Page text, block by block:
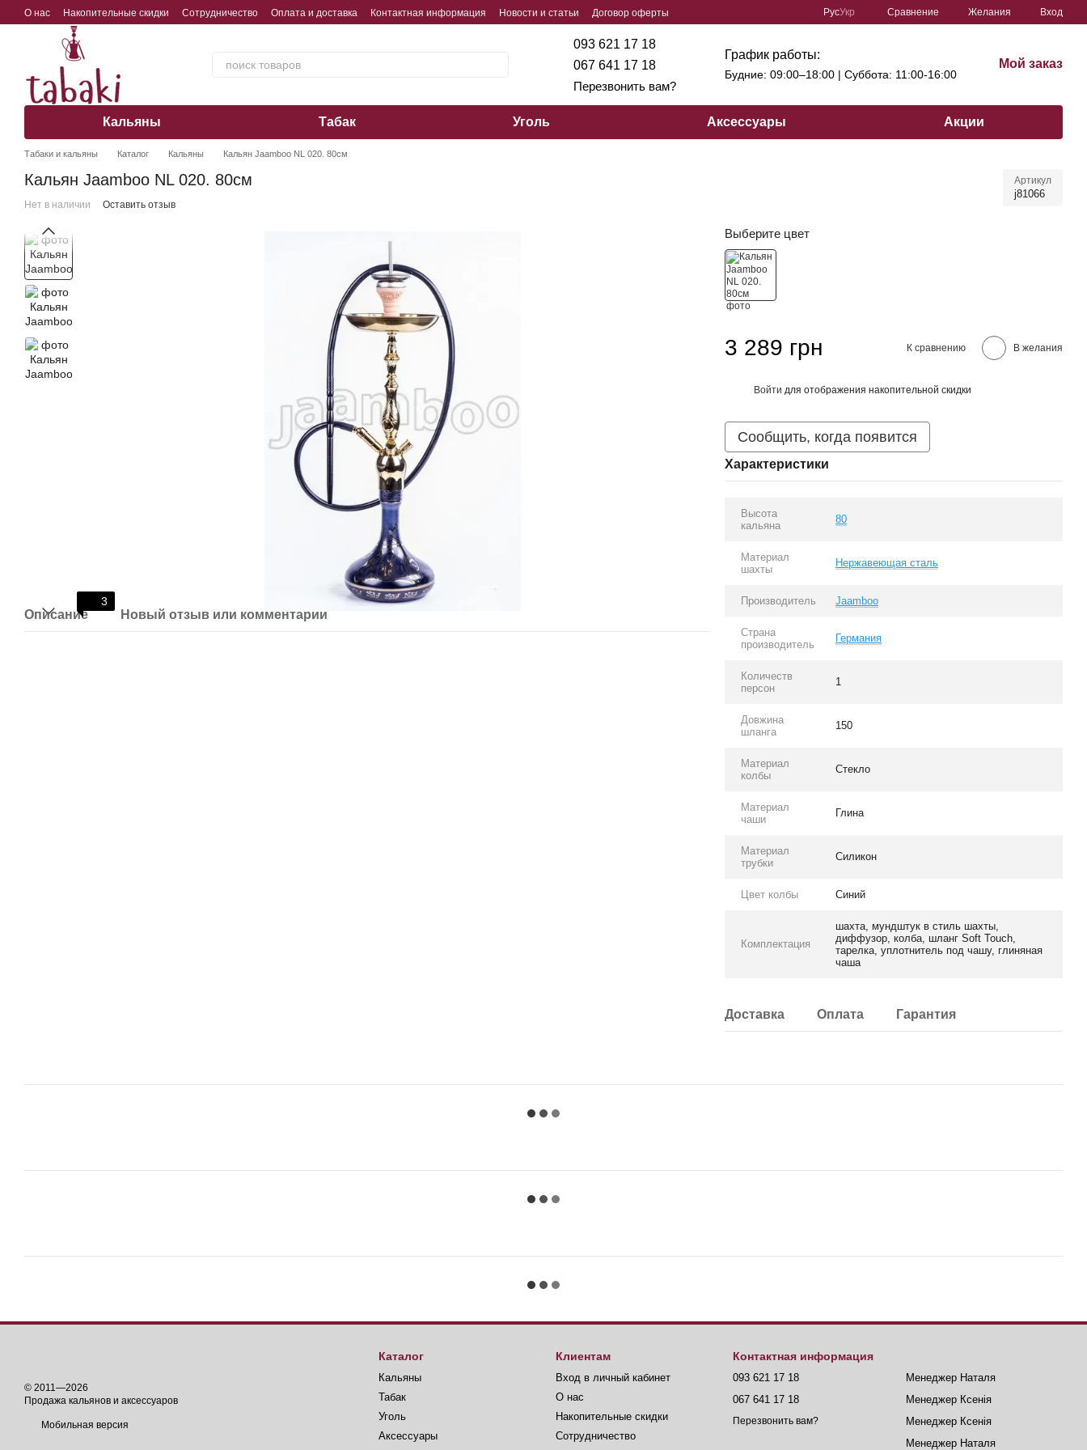
Перейти к основному контенту
О нас Накопительные скидки Сотрудничество Оплата и доставка Контактная информация Новости и статьи
Договор оферты
Обмен, возврат, гарантия
РусУкр Сравнение Желания Вход
093 621 17 18
067 641 17 18
Перезвонить вам?
График работы:
Будние: 09:00–18:00 | Cуббота: 11:00-16:00
Мой заказ
Кальяны Табак Уголь Аксессуары Акции
Табаки и кальяны Каталог Кальяны Кальян Jaamboo NL 020. 80см
Кальян Jaamboo NL 020. 80см Артикул
j81066
Нет в наличии Оставить отзыв
3
Описание Новый отзыв или комментарий
Выберите цвет
3 289 грн К сравнению В желания
Войти для отображения накопительной скидки
Сообщить, когда появится
Характеристики
Высота
кальяна
80
Материал
шахты
Нержавеющая сталь
Производитель Jaamboo
Страна
производитель
Германия
Количеств
персон
1
Довжина
шланга
150
Материал
колбы
Стекло
Материал
чаши
Глина
Материал
трубки
Силикон
Цвет колбы Синий
Комплектация
шахта, мундштук в стиль шахты,
диффузор, колба, шланг Soft Touch,
тарелка, уплотнитель под чашу, глиняная
чаша
Доставка Оплата Гарантия
© 2011—2026
Продажа кальянов и аксессуаров
Мобильная версия
Каталог
Кальяны
Табак
Уголь
Аксессуары
Клиентам
Вход в личный кабинет
О нас
Накопительные скидки
Сотрудничество
Контактная информация
093 621 17 18
067 641 17 18
Перезвонить вам?
Менеджер Наталя
Менеджер Ксенія
Менеджер Ксенія
Менеджер Наталя